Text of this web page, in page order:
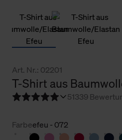
Art. Nr.: 02201
T-Shirt aus
51339
Farbeefeu - 072